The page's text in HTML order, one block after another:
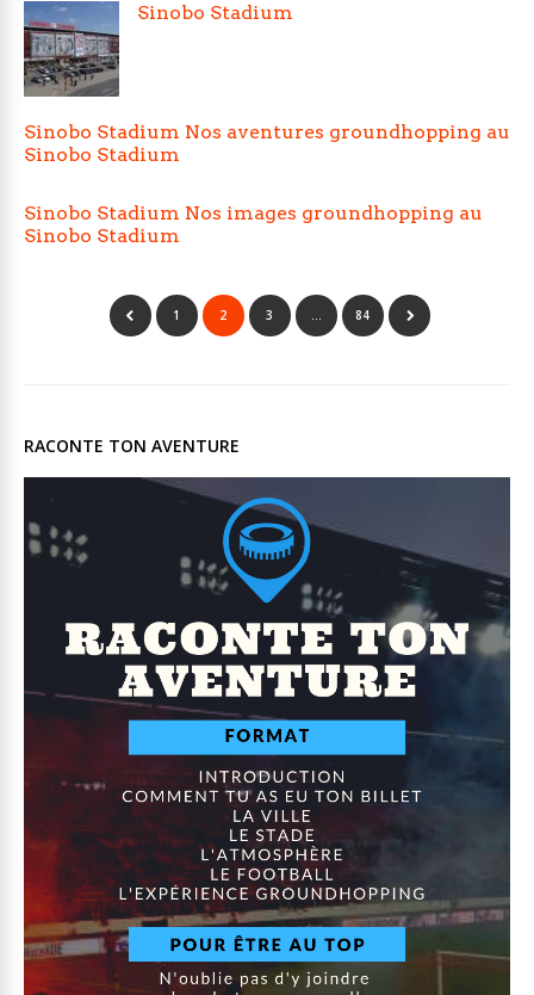
Sinobo Stadium
Sinobo Stadium Nos aventures groundhopping au
Sinobo Stadium
Sinobo Stadium Nos images groundhopping au
Sinobo Stadium
1 2 3 … 84
RACONTE TON AVENTURE